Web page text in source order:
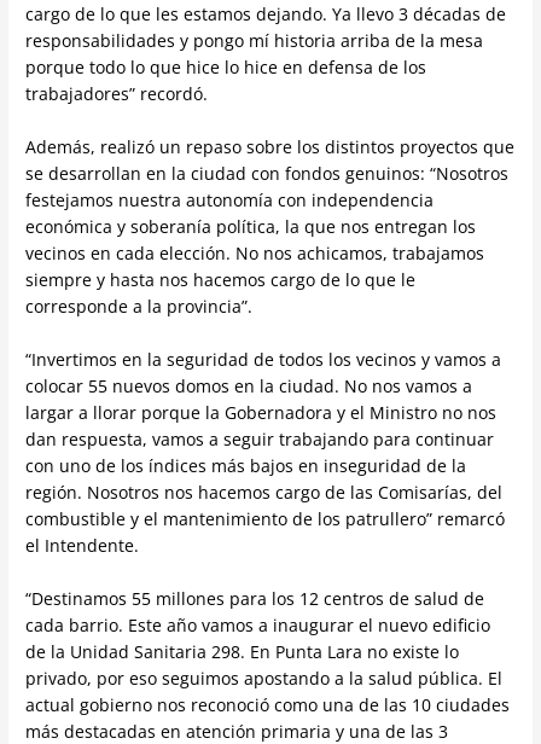
cargo de lo que les estamos dejando. Ya llevo 3 décadas de
responsabilidades y pongo mí historia arriba de la mesa
porque todo lo que hice lo hice en defensa de los
trabajadores” recordó.
Además, realizó un repaso sobre los distintos proyectos que
se desarrollan en la ciudad con fondos genuinos: “Nosotros
festejamos nuestra autonomía con independencia
económica y soberanía política, la que nos entregan los
vecinos en cada elección. No nos achicamos, trabajamos
siempre y hasta nos hacemos cargo de lo que le
corresponde a la provincia”.
“Invertimos en la seguridad de todos los vecinos y vamos a
colocar 55 nuevos domos en la ciudad. No nos vamos a
largar a llorar porque la Gobernadora y el Ministro no nos
dan respuesta, vamos a seguir trabajando para continuar
con uno de los índices más bajos en inseguridad de la
región. Nosotros nos hacemos cargo de las Comisarías, del
combustible y el mantenimiento de los patrullero” remarcó
el Intendente.
“Destinamos 55 millones para los 12 centros de salud de
cada barrio. Este año vamos a inaugurar el nuevo edificio
de la Unidad Sanitaria 298. En Punta Lara no existe lo
privado, por eso seguimos apostando a la salud pública. El
actual gobierno nos reconoció como una de las 10 ciudades
más destacadas en atención primaria y una de las 3